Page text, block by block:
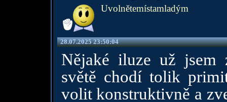
Uvolnětemístamladým
28.07.2025 23:50:04
Nějaké iluze už jsem
světě chodí tolik
volit konstruktivně a